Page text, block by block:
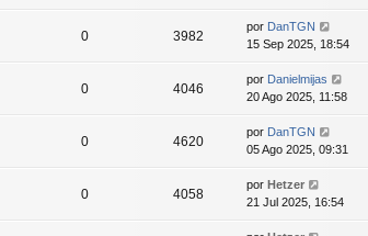
0 3982
por DanTGN
15 Sep 2025, 18:54
0 4046
por Danielmijas
20 Ago 2025, 11:58
0 4620
por DanTGN
05 Ago 2025, 09:31
0 4058
por Hetzer
21 Jul 2025, 16:54